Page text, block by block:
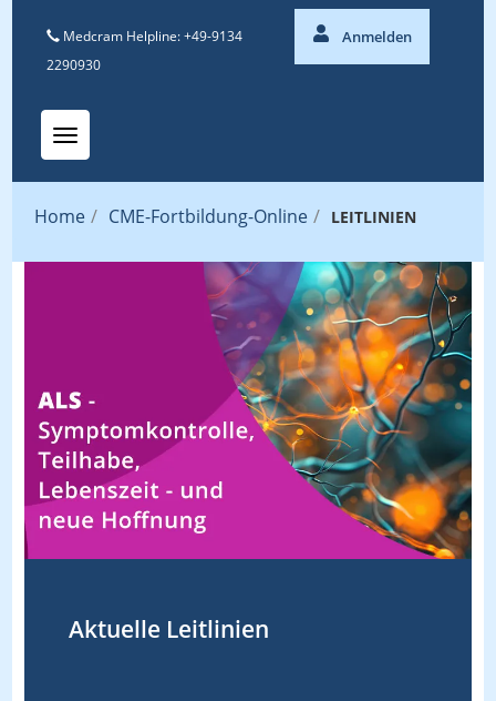
Medcram Helpline: +49-9134
2290930
Anmelden
Toggle navigation
Home / CME-Fortbildung-Online / LEITLINIEN
Aktuelle Leitlinien